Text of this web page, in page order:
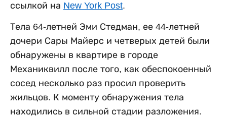
ссылкой на New York Post.
Тела 64-летней Эми Стедман, ее 44-летней
дочери Сары Майерс и четверых детей были
обнаружены в квартире в городе
Механиквилл после того, как обеспокоенный
сосед несколько раз просил проверить
жильцов. К моменту обнаружения тела
находились в сильной стадии разложения.